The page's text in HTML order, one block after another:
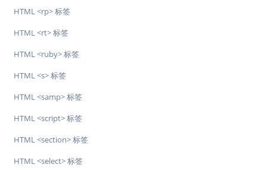
HTML <rp> 标签
HTML <rt> 标签
HTML <ruby> 标签
HTML <s> 标签
HTML <samp> 标签
HTML <script> 标签
HTML <section> 标签
HTML <select> 标签